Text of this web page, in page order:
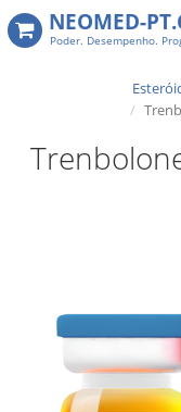
NEOMED-
Poder. Desempenho.